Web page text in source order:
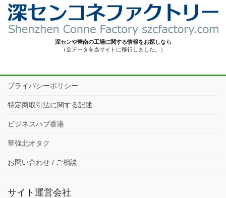
深センや華南の工場に関する情報をお探しなら
（全データを当サイトに移行しました。）
プライバシーポリシー
特定商取引法に関する記述
ビジネスハブ香港
華強北オタク
お問い合わせ / ご相談
サイト運営会社